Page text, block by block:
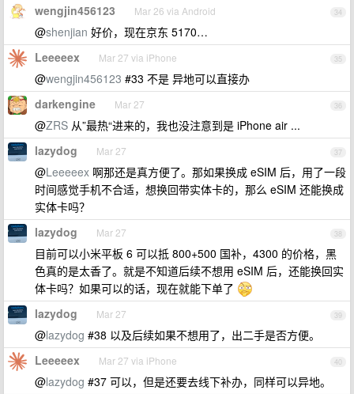
34
wengjin456123 Mar 26 via Android
@shenjian 好价，现在京东 5170…
35
Leeeeex Mar 27 via iPhone
@wengjin456123 #33 不是 异地可以直接办
36
darkengine Mar 27
@ZRS 从”最热“进来的，我也没注意到是 iPhone air ...
37
lazydog Mar 27
@Leeeeex 啊那还是真方便了。那如果换成 eSIM 后，用了一段
时间感觉手机不合适，想换回带实体卡的，那么 eSIM 还能换成
实体卡吗？
38
lazydog Mar 27
目前可以小米平板 6 可以抵 800+500 国补，4300 的价格，黑
色真的是太香了。就是不知道后续不想用 eSIM 后，还能换回实
体卡吗？如果可以的话，现在就能下单了
39
lazydog Mar 27
@lazydog #38 以及后续如果不想用了，出二手是否方便。
40
Leeeeex Mar 27 via iPhone
@lazydog #37 可以，但是还要去线下补办，同样可以异地。